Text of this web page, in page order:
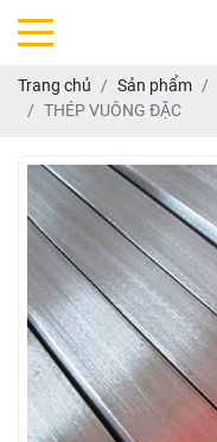
Trang chủ Sản phẩm
THÉP VUÔNG ĐẶC